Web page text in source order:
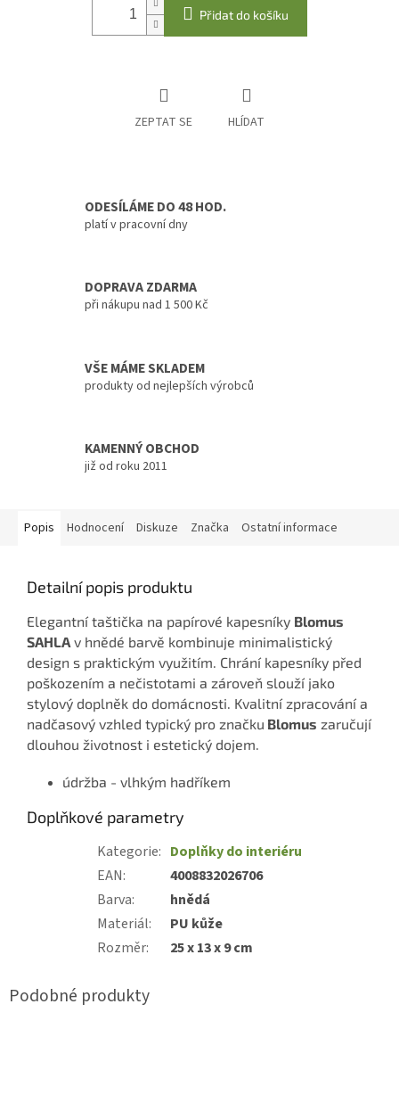
Přidat do košíku
ZEPTAT SE HLÍDAT
ODESÍLÁME DO 48 HOD.
platí v pracovní dny
DOPRAVA ZDARMA
při nákupu nad 1 500 Kč
VŠE MÁME SKLADEM
produkty od nejlepších výrobců
KAMENNÝ OBCHOD
již od roku 2011
Popis Hodnocení Diskuze Značka Ostatní informace
Detailní popis produktu
Elegantní taštička na papírové kapesníky Blomus
SAHLA v hnědé barvě kombinuje minimalistický
design s praktickým využitím. Chrání kapesníky před
poškozením a nečistotami a zároveň slouží jako
stylový doplněk do domácnosti. Kvalitní zpracování a
nadčasový vzhled typický pro značku Blomus zaručují
dlouhou životnost i estetický dojem.
údržba - vlhkým hadříkem
Doplňkové parametry
Kategorie: Doplňky do interiéru
EAN:
4008832026706
Barva:
hnědá
Materiál:
PU kůže
Rozměr: 25 x 13 x 9 cm